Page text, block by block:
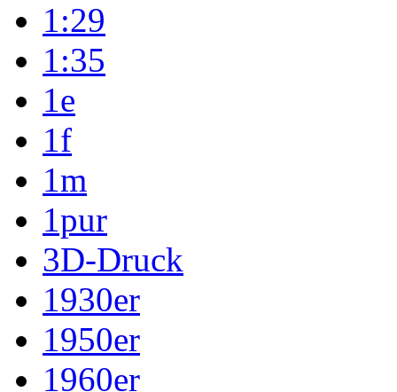
1:29
1:35
1e
1f
1m
1pur
3D-Druck
1930er
1950er
1960er